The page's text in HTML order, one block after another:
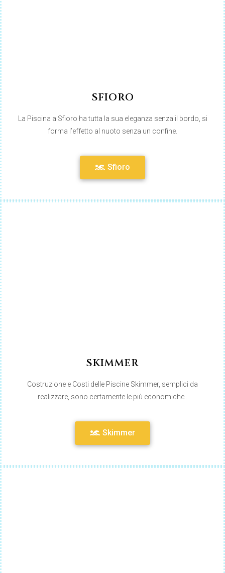
SFIORO
La Piscina a Sfioro ha tutta la sua eleganza senza il bordo, si
forma l’effetto al nuoto senza un confine.
Sfioro
SKIMMER
Costruzione e Costi delle Piscine Skimmer, semplici da
realizzare, sono certamente le più economiche..
Skimmer